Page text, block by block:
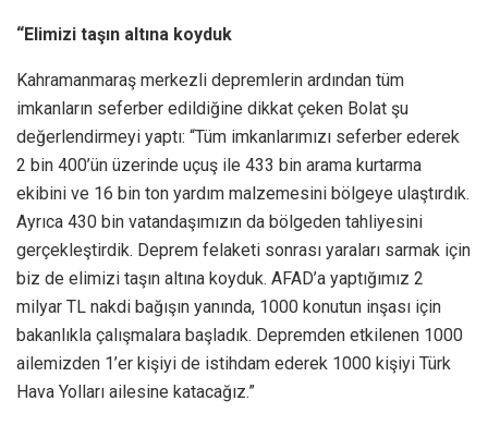
“Elimizi taşın altına koyduk
Kahramanmaraş merkezli depremlerin ardından tüm
imkanların seferber edildiğine dikkat çeken Bolat şu
değerlendirmeyi yaptı: “Tüm imkanlarımızı seferber ederek
2 bin 400’ün üzerinde uçuş ile 433 bin arama kurtarma
ekibini ve 16 bin ton yardım malzemesini bölgeye ulaştırdık.
Ayrıca 430 bin vatandaşımızın da bölgeden tahliyesini
gerçekleştirdik. Deprem felaketi sonrası yaraları sarmak için
biz de elimizi taşın altına koyduk. AFAD’a yaptığımız 2
milyar TL nakdi bağışın yanında, 1000 konutun inşası için
bakanlıkla çalışmalara başladık. Depremden etkilenen 1000
ailemizden 1’er kişiyi de istihdam ederek 1000 kişiyi Türk
Hava Yolları ailesine katacağız.”